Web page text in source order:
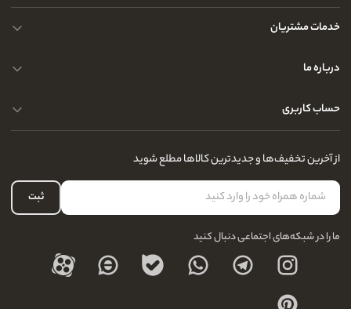
خدمات مشتریان
حریم خصوصی کاربران
تماس با ما
درباره ما
سوالات متداول
آدرس فروشگاه
نحوه ارسال کالا
نحوه بازگشت کالا
درباره ما
حساب کاربری
لیست علاقه‌مندی
حساب کاربری
از آخرین تخفیف‌ها و جدیدترین کالاها مطلع شوید
ثبت
ما را در شبکه‌های اجتماعی دنبال کنید